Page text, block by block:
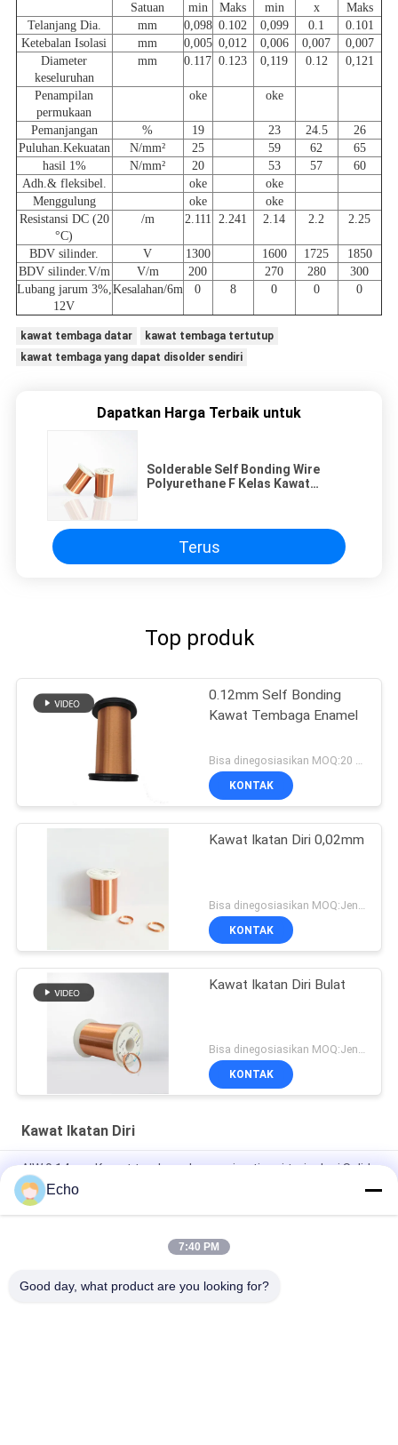
Satuan
min Maks min x
Maks
Telanjang Dia.
mm 0,098 0.102 0,099 0.1
0.101
Ketebalan Isolasi
mm 0,005 0,012 0,006 0,007
0,007
Diameter
keseluruhan
mm 0.117 0.123 0,119 0.12 0,121
Penampilan
permukaan
oke oke
Pemanjangan % 19 23 24.5
26
Puluhan.Kekuatan
N/mm² 25 59 62
65
hasil 1%
N/mm² 20 53 57
60
Adh.& fleksibel.
oke
oke
Menggulung
oke
oke
Resistansi DC (20
°C)
/m 2.111 2.241 2.14 2.2 2.25
BDV silinder. V 1300 1600 1725
1850
BDV silinder.V/m
V/m 200 270 280
300
Lubang jarum 3%,
12V
Kesalahan/6m 0 8 0 0 0
kawat tembaga datar
kawat tembaga tertutup
kawat tembaga yang dapat disolder sendiri
Dapatkan Harga Terbaik untuk
Solderable Self Bonding Wire
Polyurethane F Kelas Kawat
Terus
Top produk
0.12mm Self Bonding
Kawat Tembaga Enamel
KONTAK
Kawat Ikatan Diri 0,02mm
KONTAK
Kawat Ikatan Diri Bulat
Bisa dinegosiasikan MOQ:Jenis yang berbeda dengan MOQ berbeda
KONTAK
Kawat Ikatan Diri
AIW 0,14mm Kawat tembaga kemurnian tinggi terisolasi Solid
enamel
AIW220 0.14mm Hot Wind Enameled Copper Wire untuk Listrik
Gauge 35 AWG Kawat tembaga enamel Kawat magnet yang
Echo
7:40 PM
Good day, what product are you looking for?